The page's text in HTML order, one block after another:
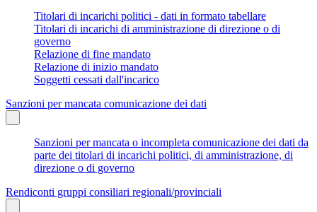
Titolari di incarichi politici - dati in formato tabellare
Titolari di incarichi di amministrazione di direzione o di
governo
Relazione di fine mandato
Relazione di inizio mandato
Soggetti cessati dall'incarico
Sanzioni per mancata comunicazione dei dati
Sanzioni per mancata o incompleta comunicazione dei dati da
parte dei titolari di incarichi politici, di amministrazione, di
direzione o di governo
Rendiconti gruppi consiliari regionali/provinciali